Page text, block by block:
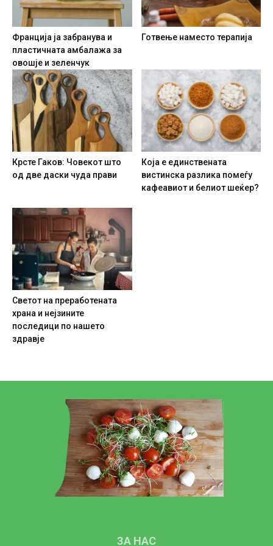
Франција ја забранува и
пластичната амбалажа за
овошје и зеленчук
Готвење наместо терапија
Крсте Гаков: Човекот што
од две даски чуда прави
Која е единствената
вистинска разлика помеѓу
кафеавиот и белиот шеќер?
Светот на преработената
храна и нејзините
последици по нашето
здравје
ЗА НАС